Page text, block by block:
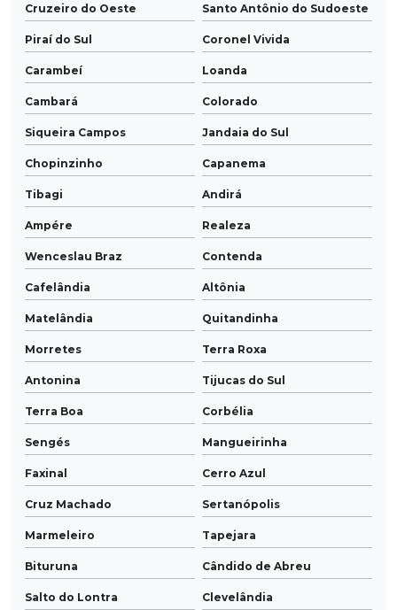
Cruzeiro do Oeste Santo Antônio do Sudoeste
Piraí do Sul Coronel Vivida
Carambeí Loanda
Cambará Colorado
Siqueira Campos Jandaia do Sul
Chopinzinho Capanema
Tibagi Andirá
Ampére Realeza
Wenceslau Braz Contenda
Cafelândia Altônia
Matelândia Quitandinha
Morretes Terra Roxa
Antonina Tijucas do Sul
Terra Boa Corbélia
Sengés Mangueirinha
Faxinal Cerro Azul
Cruz Machado Sertanópolis
Marmeleiro Tapejara
Bituruna Cândido de Abreu
Salto do Lontra Clevelândia